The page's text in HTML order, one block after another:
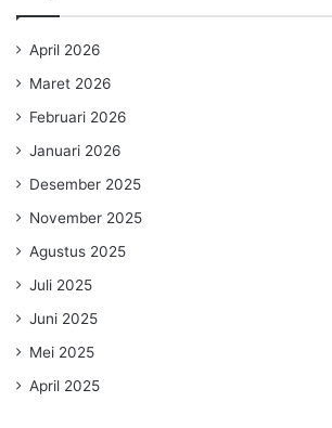
April 2026
Maret 2026
Februari 2026
Januari 2026
Desember 2025
November 2025
Agustus 2025
Juli 2025
Juni 2025
Mei 2025
April 2025